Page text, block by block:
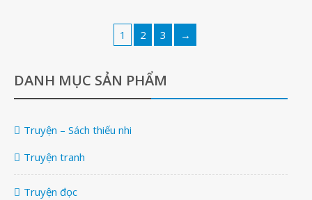
1 2 3 →
DANH MỤC SẢN PHẨM
Truyện – Sách thiếu nhi
Truyện tranh
Truyện đọc